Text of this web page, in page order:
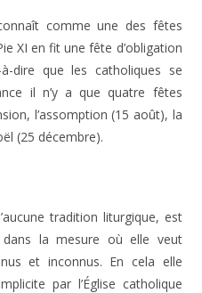
comme une des fêtes
XI en fit une fête d’obligation
dire que les catholiques se
il n’y a que quatre fêtes
l’assomption (15 août), la
(25 décembre).
tradition liturgique, est
la mesure où elle veut
et inconnus. En cela elle
par l’Église catholique